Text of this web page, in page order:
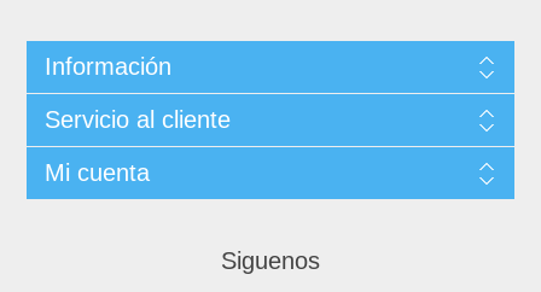
Información
Servicio al cliente
Mi cuenta
Siguenos